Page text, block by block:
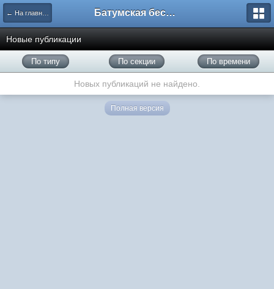
← На главную Батумская беседка
Новые публикации
По типу По секции По времени
Новых публикаций не найдено.
Полная версия